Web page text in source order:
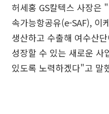
허세홍 GS칼텍스 사장은
속가능항공유(e-SAF),
생산하고 수출해 여수산
성장할 수 있는 새로운 사
있도록 노력하겠다"고 말